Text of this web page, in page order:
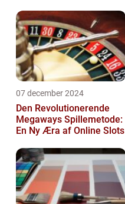
07 december 2024
Den Revolutionerende
Megaways Spillemetode:
En Ny Æra af Online Slots